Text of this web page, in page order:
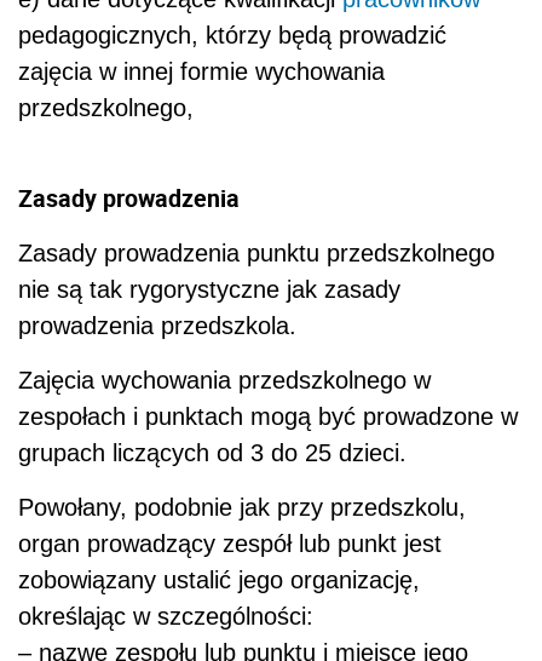
pedagogicznych, którzy będą prowadzić
zajęcia w innej formie wychowania
przedszkolnego,
Zasady prowadzenia
Zasady prowadzenia punktu przedszkolnego
nie są tak rygorystyczne jak zasady
prowadzenia przedszkola.
Zajęcia wychowania przedszkolnego w
zespołach i punktach mogą być prowadzone w
grupach liczących od 3 do 25 dzieci.
Powołany, podobnie jak przy przedszkolu,
organ prowadzący zespół lub punkt jest
zobowiązany ustalić jego organizację,
określając w szczególności:
– nazwę zespołu lub punktu i miejsce jego